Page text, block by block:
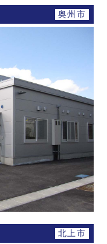
奥州市
北上市